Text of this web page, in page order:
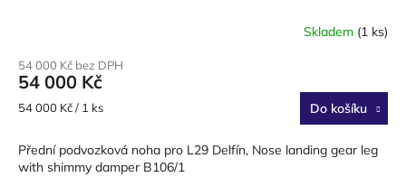
Skladem (1 ks)
54 000 Kč bez DPH
54 000 Kč
Měrná
54 000 Kč / 1 ks Do košíku
Přední podvozková noha pro L29 Delfín, Nose landing gear leg
with shimmy damper B106/1